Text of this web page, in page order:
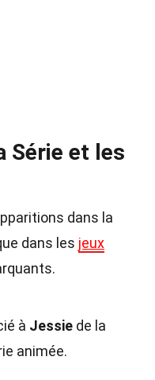
Série et les
dans la
dans les jeux
à Jessie de la
animée.